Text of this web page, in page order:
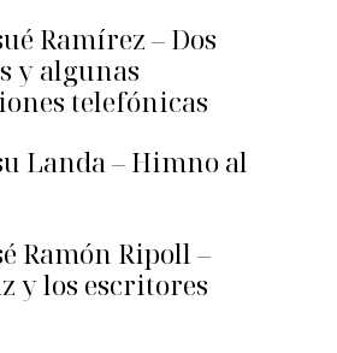
Ramírez – Dos
y algunas
telefónicas
Landa – Himno al
Ramón Ripoll –
y los escritores